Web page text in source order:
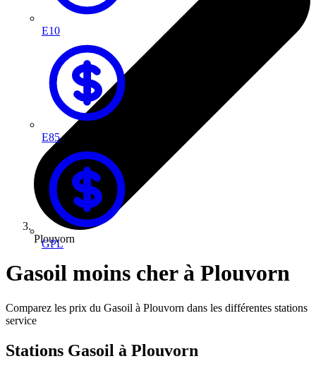
E10
E85
GPL
Plouvorn
Gasoil moins cher à Plouvorn
Comparez les prix du Gasoil à Plouvorn dans les différentes stations
service
Stations Gasoil à Plouvorn